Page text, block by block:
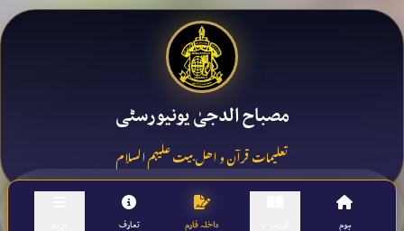
مصباح الدجیٰ یونیورسٹی
تعلیمات قرآن و اھل بیت علیہم السلام
ہوم داخلہ فارم تعارف